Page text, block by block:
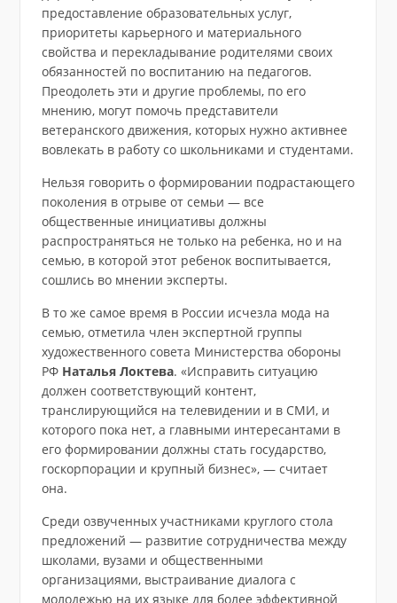
предоставление образовательных услуг,
приоритеты карьерного и материального
свойства и перекладывание родителями своих
обязанностей по воспитанию на педагогов.
Преодолеть эти и другие проблемы, по его
мнению, могут помочь представители
ветеранского движения, которых нужно активнее
вовлекать в работу со школьниками и студентами.
Нельзя говорить о формировании подрастающего
поколения в отрыве от семьи — все
общественные инициативы должны
распространяться не только на ребенка, но и на
семью, в которой этот ребенок воспитывается,
сошлись во мнении эксперты.
В то же самое время в России исчезла мода на
семью, отметила член экспертной группы
художественного совета Министерства обороны
РФ Наталья Локтева. «Исправить ситуацию
должен соответствующий контент,
транслирующийся на телевидении и в СМИ, и
которого пока нет, а главными интересантами в
его формировании должны стать государство,
госкорпорации и крупный бизнес», — считает
она.
Среди озвученных участниками круглого стола
предложений — развитие сотрудничества между
школами, вузами и общественными
организациями, выстраивание диалога с
молодежью на их языке для более эффективной